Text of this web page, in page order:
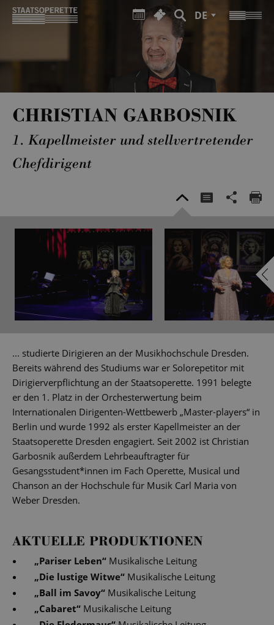
DE
CHRISTIAN GARBOSNIK
1. Kapellmeister und stellvertretender
Chefdirigent
... studierte Dirigieren an der Musikhochschule Dresden.
Bereits während des Studiums war er Solorepetitor mit
Dirigierverpflichtung an der Staatsoperette. 1991 belegte
er den 1. Platz in der Orchesterwertung beim
Internationalen Dirigenten-Wettbewerb „Master-players“ in
Berlin und wurde 1992 als erster Kapellmeister an der
Staatsoperette Dresden engagiert. Seit 2002 ist Christian
Garbosnik außerdem Lehrbeauftragter für
Gesangsstudent*innen im Fach Operette, Musical und
Chanson an der Hochschule für Musik Carl Maria von
Weber Dresden.
AKTUELLE PRODUKTIONEN
„Pariser Leben“ Musikalische Leitung
„Die lustige Witwe“ Musikalische Leitung
„Ball im Savoy“ Musikalische Leitung
„Cabaret“ Musikalische Leitung